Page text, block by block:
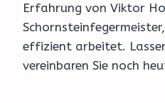
Erfahrung von Viktor
effizient arbeitet.
vereinbaren Sie noch